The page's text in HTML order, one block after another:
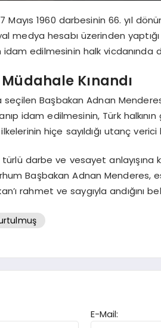
Mayıs 1960 darbesinin 66. yıl
medya hesabı üzerinden
edilmesinin halk vicdanında
Kınandı
seçilen Başbakan Adnan
idam edilmesinin, Türk halkının
hiçe sayıldığı utanç
darbe ve vesayet anlayışına
Başbakan Adnan Menderes,
rahmet ve saygıyla andığını
E-Mail: